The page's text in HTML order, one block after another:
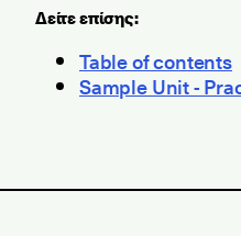
Δείτε επίσης:
Table of contents
Sample Unit -